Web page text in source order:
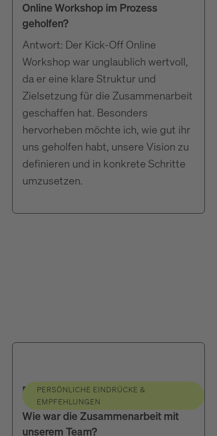
Online Workshop im Prozess
geholfen?
Antwort: Der Kick-Off Online
Workshop war unglaublich wertvoll,
da er eine klare Struktur und
Zielsetzung für die Zusammenarbeit
geschaffen hat. Besonders
hervorheben möchte ich, wie gut ihr
uns geholfen habt, unsere Vision zu
definieren und in konkrete Schritte
umzusetzen.
PERSÖNLICHE EINDRÜCKE &
EMPFEHLUNGEN
Das hat uns gut gefallen
Wie war die Zusammenarbeit mit
unserem Team?